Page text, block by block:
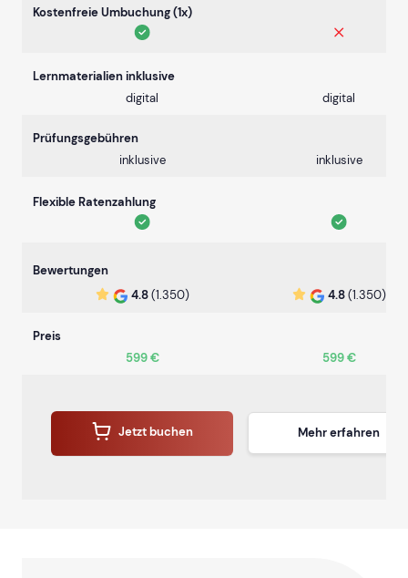
Kostenfreie Umbuchung (1x)
Lernmaterialien inklusive
digital
digital
Prüfungsgebühren
inklusive
inklusive
Flexible Ratenzahlung
Bewertungen
4.8(1.350) 4.8(1.350)
Preis
599 €
599 €
Jetzt buchen Mehr erfahren